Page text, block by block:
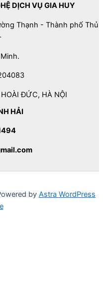
DỊCH VỤ GIA HUY
Thạnh - Thành phố Thủ
HOÀI ĐỨC, HÀ NỘI
HẢI
by Astra WordPress